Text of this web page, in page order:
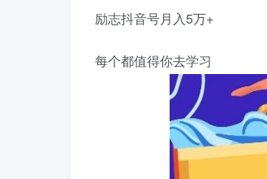
励志抖音号月入5万+
每个都值得你去学习